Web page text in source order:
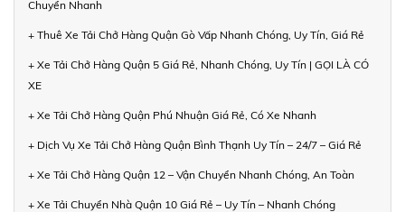
Chuyển Nhanh
+ Thuê Xe Tải Chở Hàng Quận Gò Vấp Nhanh Chóng, Uy Tín, Giá Rẻ
+ Xe Tải Chở Hàng Quận 5 Giá Rẻ, Nhanh Chóng, Uy Tín | GỌI LÀ CÓ
XE
+ Xe Tải Chở Hàng Quận Phú Nhuận Giá Rẻ, Có Xe Nhanh
+ Dịch Vụ Xe Tải Chở Hàng Quận Bình Thạnh Uy Tín – 24/7 – Giá Rẻ
+ Xe Tải Chở Hàng Quận 12 – Vận Chuyển Nhanh Chóng, An Toàn
+ Xe Tải Chuyển Nhà Quận 10 Giá Rẻ – Uy Tín – Nhanh Chóng